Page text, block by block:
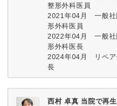
整形外科医員
2021年04月 一般社
形外科医員
2022年04月 一般社
形外科医長
2024年04月 リペア
長
西村 卓真 当院で再